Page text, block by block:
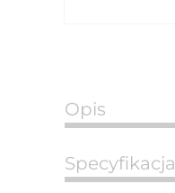
Opis
Specyfikacja